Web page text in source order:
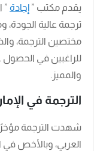
يقدم مكتب ” إجادة ”
ترجمة عالية الجودة،
مختصين الترجمة،
للراغبين في
والمميز.
الترجمة في
شهدت الترجمة مؤخرًا
العربي، وبالأخص في